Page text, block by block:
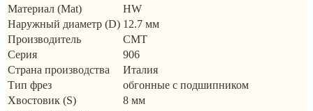
Материал (Mat)
HW
Наружный диаметр (D) 12.7 мм
Производитель
CMT
Серия
906
Страна производства
Италия
Тип фрез
обгонные с подшипником
Хвостовик (S)
8 мм